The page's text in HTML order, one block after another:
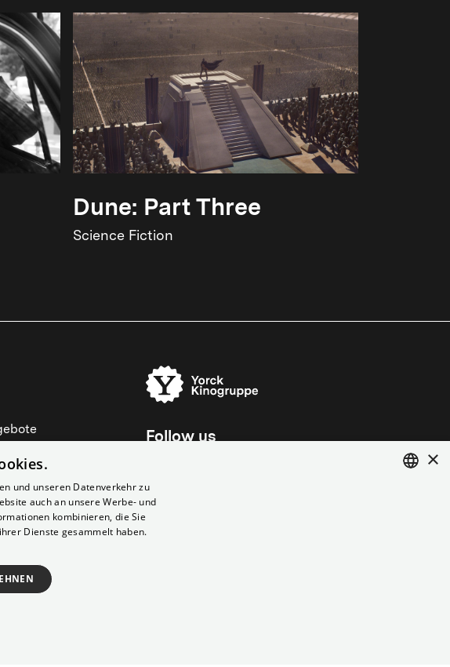
Dune: Part Three
Science Fiction
Follow us
×
und unseren Datenverkehr zu
auch an unsere Werbe- und
kombinieren, die Sie
Dienste gesammelt haben.